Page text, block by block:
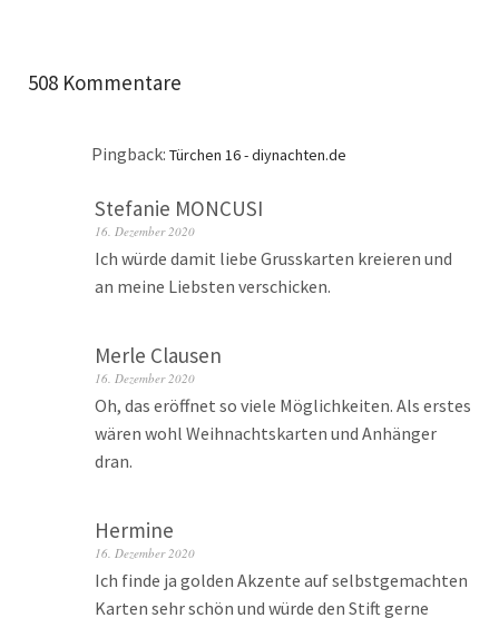
508 Kommentare
Pingback: Türchen 16 - diynachten.de
Stefanie MONCUSI
16. Dezember 2020
Ich würde damit liebe Grusskarten kreieren und
an meine Liebsten verschicken.
Merle Clausen
16. Dezember 2020
Oh, das eröffnet so viele Möglichkeiten. Als erstes
wären wohl Weihnachtskarten und Anhänger
dran.
Hermine
16. Dezember 2020
Ich finde ja golden Akzente auf selbstgemachten
Karten sehr schön und würde den Stift gerne